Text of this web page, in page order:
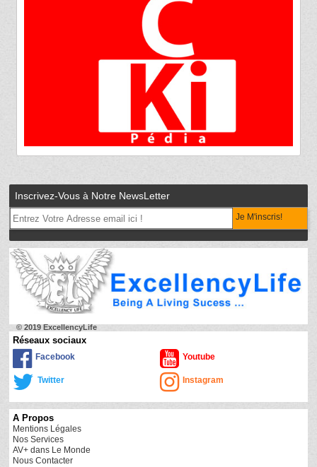
Inscrivez-Vous à Notre NewsLetter
Je M'inscris!
© 2019 ExcellencyLife
Réseaux sociaux
Facebook Youtube
Twitter Instagram
A Propos
Mentions Légales
Nos Services
AV+ dans Le Monde
Nous Contacter